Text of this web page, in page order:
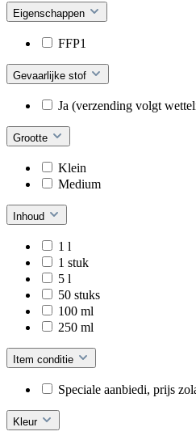
Eigenschappen
FFP1
Gevaarlijke stof
Ja (verzending volgt
Grootte
Klein
Medium
Inhoud
1 l
1 stuk
5 l
50 stuks
100 ml
250 ml
Item conditie
Speciale aanbiedi, prijs
Kleur